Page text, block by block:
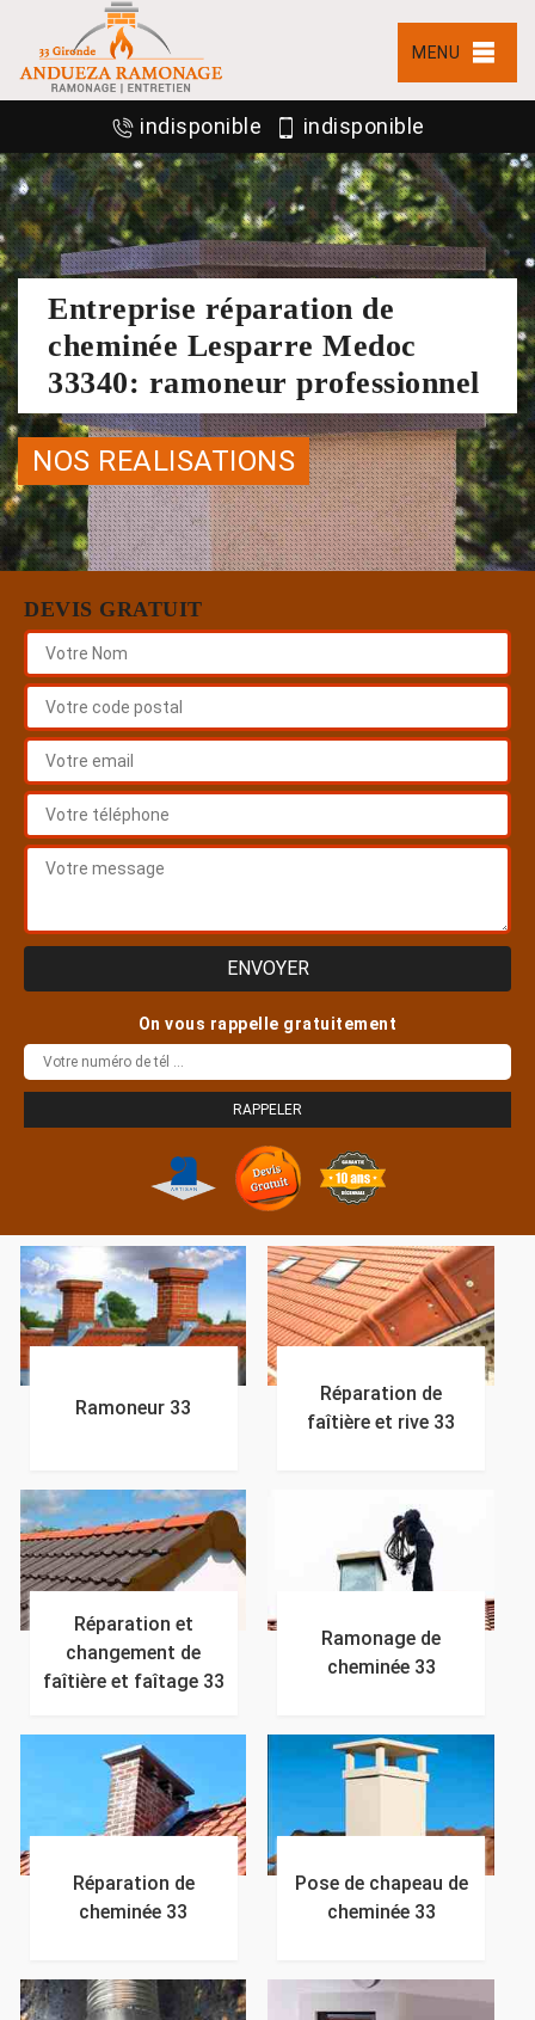
MENU
indisponible indisponible
Entreprise réparation de
cheminée Lesparre Medoc
33340: ramoneur professionnel
NOS REALISATIONS
DEVIS GRATUIT
On vous rappelle gratuitement
Ramoneur 33
Réparation de
faîtière et rive 33
Réparation et
changement de
faîtière et faîtage 33
Ramonage de
cheminée 33
Réparation de
cheminée 33
Pose de chapeau de
cheminée 33